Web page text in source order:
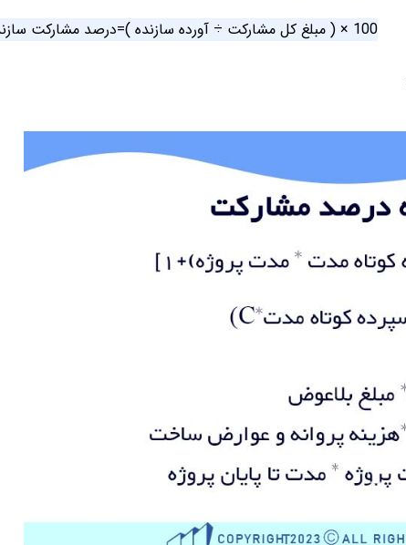
100 × ( مبلغ کل مشارکت ÷ آورده سازنده )=درصد مشارکت سازنده